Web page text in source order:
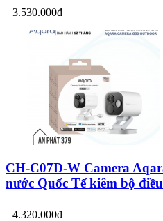
3.530.000đ
CH-C07D-W Camera
nước Quốc Tế kiêm bộ
4.320.000đ